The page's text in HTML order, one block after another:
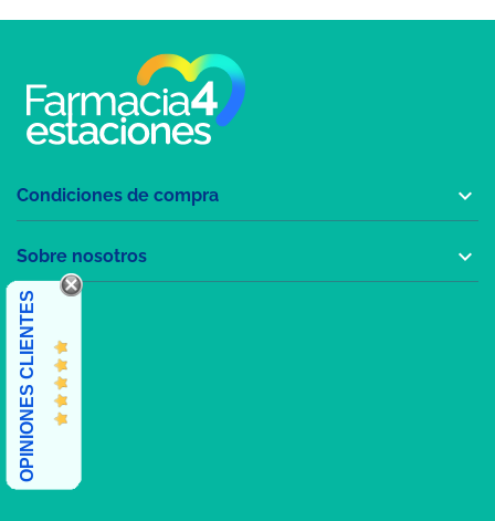
Condiciones de compra 
Sobre nosotros 
OPINIONES CLIENTES